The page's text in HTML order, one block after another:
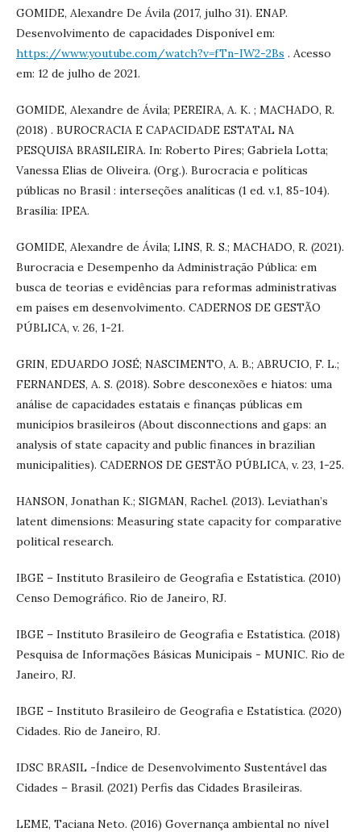
GOMIDE, Alexandre De Ávila (2017, julho 31). ENAP.
Desenvolvimento de capacidades Disponível em:
https://www.youtube.com/watch?v=fTn-IW2-2Bs . Acesso
em: 12 de julho de 2021.
GOMIDE, Alexandre de Ávila; PEREIRA, A. K. ; MACHADO, R.
(2018) . BUROCRACIA E CAPACIDADE ESTATAL NA
PESQUISA BRASILEIRA. In: Roberto Pires; Gabriela Lotta;
Vanessa Elias de Oliveira. (Org.). Burocracia e políticas
públicas no Brasil : interseções analíticas (1 ed. v.1, 85-104).
Brasília: IPEA.
GOMIDE, Alexandre de Ávila; LINS, R. S.; MACHADO, R. (2021).
Burocracia e Desempenho da Administração Pública: em
busca de teorias e evidências para reformas administrativas
em países em desenvolvimento. CADERNOS DE GESTÃO
PÚBLICA, v. 26, 1-21.
GRIN, EDUARDO JOSÉ; NASCIMENTO, A. B.; ABRUCIO, F. L.;
FERNANDES, A. S. (2018). Sobre desconexões e hiatos: uma
análise de capacidades estatais e finanças públicas em
municípios brasileiros (About disconnections and gaps: an
analysis of state capacity and public finances in brazilian
municipalities). CADERNOS DE GESTÃO PÚBLICA, v. 23, 1-25.
HANSON, Jonathan K.; SIGMAN, Rachel. (2013). Leviathan’s
latent dimensions: Measuring state capacity for comparative
political research.
IBGE – Instituto Brasileiro de Geografia e Estatística. (2010)
Censo Demográfico. Rio de Janeiro, RJ.
IBGE – Instituto Brasileiro de Geografia e Estatística. (2018)
Pesquisa de Informações Básicas Municipais - MUNIC. Rio de
Janeiro, RJ.
IBGE – Instituto Brasileiro de Geografia e Estatística. (2020)
Cidades. Rio de Janeiro, RJ.
IDSC BRASIL -Índice de Desenvolvimento Sustentável das
Cidades – Brasil. (2021) Perfis das Cidades Brasileiras.
LEME, Taciana Neto. (2016) Governança ambiental no nível